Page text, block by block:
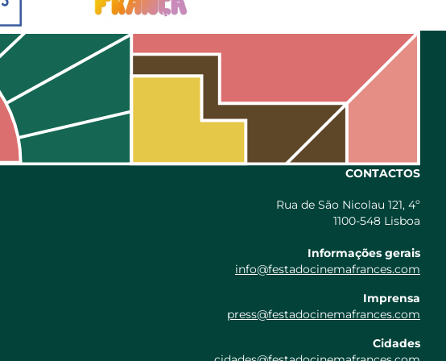
CONTACTOS
Rua de São Nicolau 121, 4º
1100-548 Lisboa
Informações gerais
info@festadocinemafrances.com
Imprensa
press@festadocinemafrances.com
Cidades